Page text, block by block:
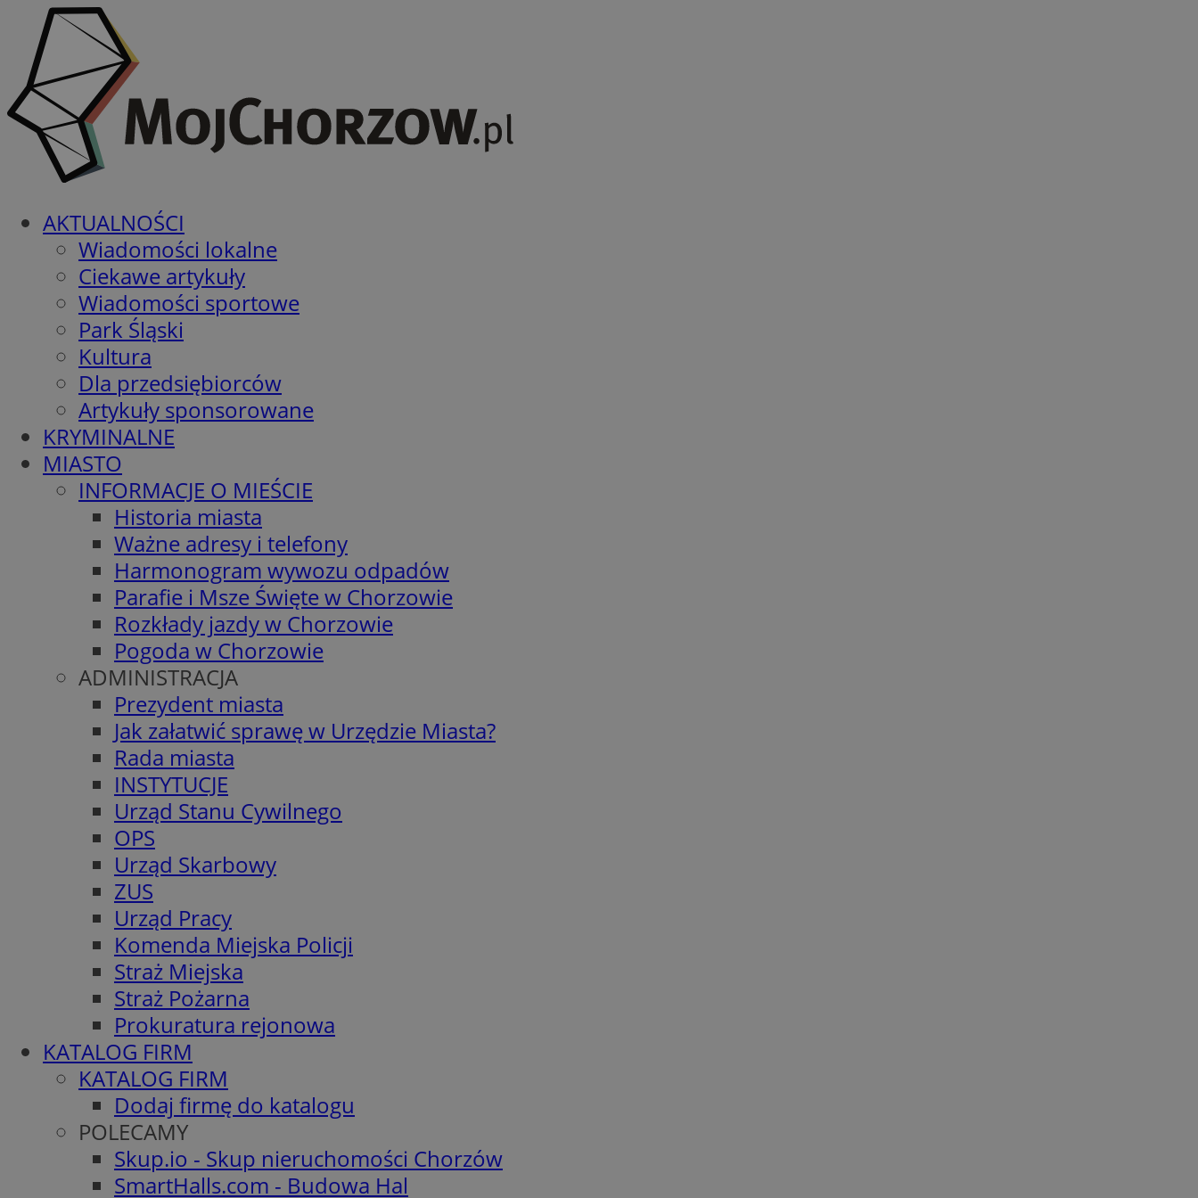
AKTUALNOŚCI
Wiadomości lokalne
Ciekawe artykuły
Wiadomości sportowe
Park Śląski
Kultura
Dla przedsiębiorców
Artykuły sponsorowane
KRYMINALNE
MIASTO
INFORMACJE O MIEŚCIE
Historia miasta
Ważne adresy i telefony
Harmonogram wywozu odpadów
Parafie i Msze Święte w Chorzowie
Rozkłady jazdy w Chorzowie
Pogoda w Chorzowie
ADMINISTRACJA
Prezydent miasta
Jak załatwić sprawę w Urzędzie Miasta?
Rada miasta
INSTYTUCJE
Urząd Stanu Cywilnego
OPS
Urząd Skarbowy
ZUS
Urząd Pracy
Komenda Miejska Policji
Straż Miejska
Straż Pożarna
Prokuratura rejonowa
KATALOG FIRM
KATALOG FIRM
Dodaj firmę do katalogu
POLECAMY
Skup.io - Skup nieruchomości Chorzów
SmartHalls.com - Budowa Hal